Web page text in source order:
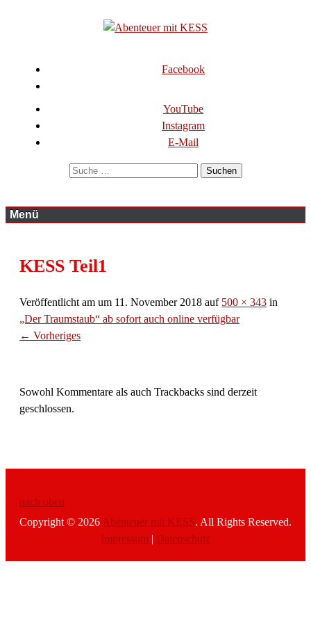
Abenteuer mit KESS
Facebook
YouTube
Instagram
E-Mail
Suchen
Menü
KESS Teil1
Veröffentlicht am um 11. November 2018 auf 500 × 343 in
„Der Traumstaub“ ab sofort auch online verfügbar
← Vorheriges
Sowohl Kommentare als auch Trackbacks sind derzeit
geschlossen.
nach oben
Copyright © 2026 Abenteuer mit KESS. All Rights Reserved.
Impressum | Datenschutz